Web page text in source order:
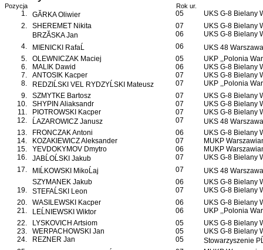
Pozycja Rok ur.
1. GĂRKA Oliwier 05
UKS G-8 Bielany
2.
SHEREMET Nikita 07
UKS G-8 Bielany
BRZĂSKA Jan
06
UKS G-8 Bielany
4.
MIENICKI RafaĹ 06
UKS 48 Warszawa
5.
OLEWNICZAK Maciej 05
UKP ,,Polonia
6.
MALIK Dawid 06
UKS G-8 Bielany
7.
ANTOSIK Kacper 07
UKS G-8 Bielany
8.
REDZIĹSKI VEL RYDZYĹSKI Mateusz 07
UKP ,,Polonia
9.
SZMYTKE Bartosz 07
UKS G-8 Bielany
10.
SHYPIN Aliaksandr 07
UKS G-8 Bielany
11.
PIOTROWSKI Kacper 07
UKS G-8 Bielany
12.
ĹAZAROWICZ Janusz 07
UKS 48 Warszawa
13.
FRONCZAK Antoni 06
UKS G-8 Bielany
14.
KOZAKIEWICZ Aleksander 07
MUKP
15.
YEVDOKYMOV Dmytro 06
MUKP
16.
JABĹOĹSKI Jakub 07
UKS G-8 Bielany
17.
MIĹKOWSKI MikoĹaj 07
UKS 48 Warszawa
SZYMANEK Jakub
06
UKS G-8 Bielany
19.
STEFAĹSKI Leon 07
UKS G-8 Bielany
20.
WASILEWSKI Kacper 06
UKS G-8 Bielany
21.
LEĹNIEWSKI Wiktor 06
UKP ,,Polonia
22.
LYSKOVICH Artsiom 05
UKS G-8 Bielany
23.
WERPACHOWSKI Jan 05
UKS G-8 Bielany
24.
REZNER Jan 05
Stowarzyszenie